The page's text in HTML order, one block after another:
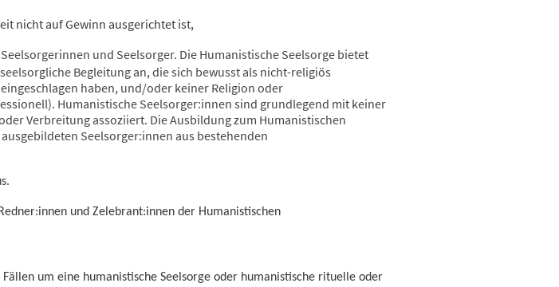
nicht auf Gewinn ausgerichtet ist,
und Seelsorger. Die Humanistische Seelsorge bietet
Begleitung an, die sich bewusst als nicht-religiös
haben, und/oder keiner Religion oder
Humanistische Seelsorger:innen sind grundlegend mit keiner
Verbreitung assoziiert. Die Ausbildung zum Humanistischen
Seelsorger:innen aus bestehenden
und Zelebrant:innen der Humanistischen
um eine humanistische Seelsorge oder humanistische rituelle oder